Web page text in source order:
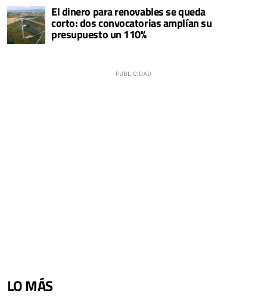
El dinero para renovables se queda
corto: dos convocatorias amplían su
presupuesto un 110%
LO MÁS